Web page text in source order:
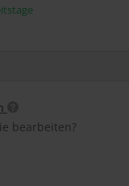
bearbeiten?